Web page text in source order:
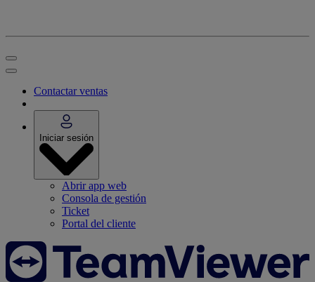
Contactar ventas
Iniciar sesión
Abrir app web
Consola de gestión
Ticket
Portal del cliente